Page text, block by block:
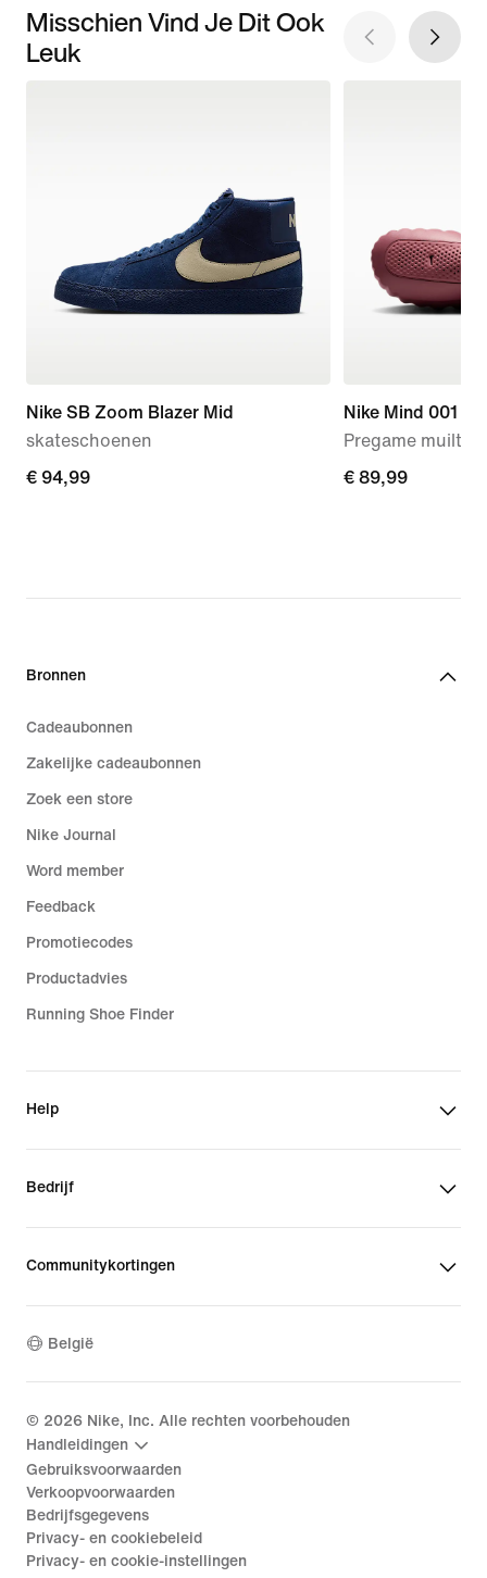
Misschien Vind Je Dit Ook
Leuk
Nike SB Zoom Blazer Mid
skateschoenen
€ 94,99
€ 94,99
Nike Mind 001
Pregame
€ 89,99
€ 89,99
Bronnen
Cadeaubonnen
Zakelijke cadeaubonnen
Zoek een store
Nike Journal
Word member
Feedback
Promotiecodes
Productadvies
Running Shoe Finder
Help
Bedrijf
Communitykortingen
België
© 2026 Nike, Inc. Alle rechten voorbehouden
Handleidingen
Gebruiksvoorwaarden
Verkoopvoorwaarden
Bedrijfsgegevens
Privacy- en cookiebeleid
Privacy- en cookie-instellingen